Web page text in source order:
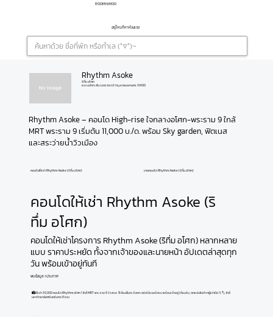
ROOMNAYOO
อยู่ไหนก็หาห้องเจอ
Rhythm Asoke
ริทึ่ม อโศก
แขวงมักกะสัน เขตราชเทวี กรุงเทพมหานคร 10400
Rhythm Asoke – คอนโด High-rise ใจกลางอโศก-พระราม 9 ใกล้
MRT พระราม 9 เริ่มต้น 11,000 บ./ด. พร้อม Sky garden, ฟิตเนส
และสระว่ายน้ำวิวเมือง
คอนโดให้เช่า Rhythm Asoke (ริทึ่ม อโศก) ขายคอนโด Rhythm Asoke (ริทึ่ม อโศก)
พบข้อมูล 1 ประกาศ
คอนโดให้เช่าโครงการ Rhythm Asoke (ริทึ่ม อโศก) หลากหลาย
แบบ ราคาประหยัด ทั้งจากเจ้าของและนายหน้า อัปเดตล่าสุดทุก
วัน พร้อมเข้าอยู่ทันที
คอนโดให้เช่า Rhythm Asoke (ริ
ทึ่ม อโศก)
🏙️ให้เช่า 30,000 คอนโด Rhythm อโศก 1 ใกล้ MRT พระราม 9 วิวสวย 🔖ห้องฝั่งตะวันตก เฟอร์นิเจอร์ครบ พร้อมเข้าอยู่ (ห้องริม, ตกแต่งใหม่! หาผู้เช่ามือ 1) 🏷️ ใกล้
มหาวิทยาลัยศรีนครินทรวิโรฒ